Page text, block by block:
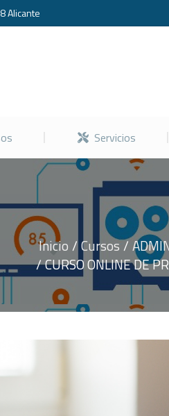
Alicante
Servicios
Inicio Cursos
CURSO ONLINE DE
Home Cursos